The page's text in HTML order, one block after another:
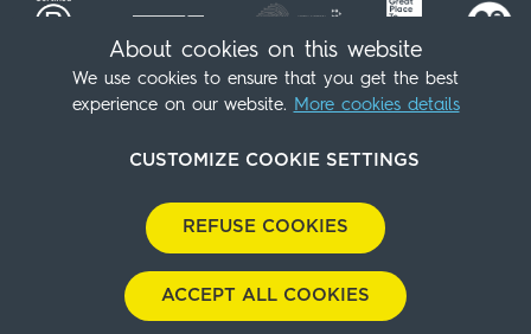
(+34) 91 539 98 07
info@sleepnatocha.com
Cookies Policy Legal Notice
Enviromental Policy
Purchasing Policies
About cookies on this website
We use cookies to ensure that you get the best
experience on our website. More cookies details
CUSTOMIZE COOKIE SETTINGS
REFUSE COOKIES
ACCEPT ALL COOKIES